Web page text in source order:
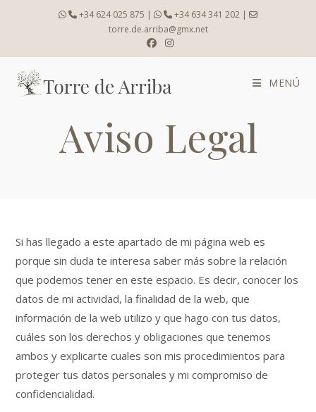
+34 624 025 875 | +34 634 341 202 |
torre.de.arriba@gmx.net
MENÚ
Aviso Legal
Si has llegado a este apartado de mi página web es
porque sin duda te interesa saber más sobre la relación
que podemos tener en este espacio. Es decir, conocer los
datos de mi actividad, la finalidad de la web, que
información de la web utilizo y que hago con tus datos,
cuáles son los derechos y obligaciones que tenemos
ambos y explicarte cuales son mis procedimientos para
proteger tus datos personales y mi compromiso de
confidencialidad.